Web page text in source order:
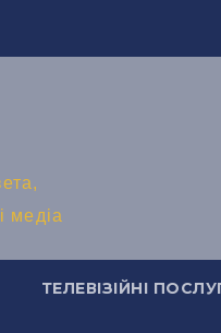
медіа
ТЕЛЕВІЗІЙНІ